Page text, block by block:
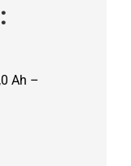
Ah –